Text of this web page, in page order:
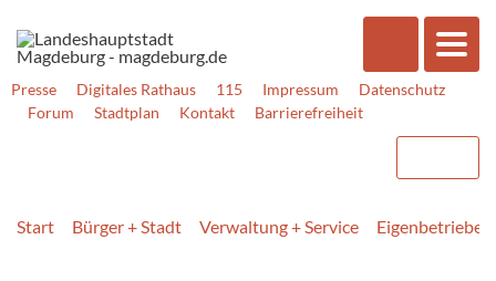
Presse Digitales Rathaus 115 Impressum
Datenschutz
Forum
Stadtplan Kontakt Barrierefreiheit
Start Bürger + Stadt Verwaltung + Service Eigenbetriebe